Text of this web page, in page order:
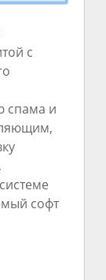
с
спама и
софт